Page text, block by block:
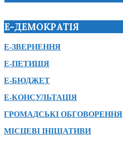
Е-ДЕМОКРАТІЯ
Е-ЗВЕРНЕННЯ
Е-ПЕТИЦІЯ
Е-БЮДЖЕТ
Е-КОНСУЛЬТАЦІЯ
ГРОМАДСЬКІ ОБГОВОРЕННЯ
МІСЦЕВІ ІНІЦІАТИВИ